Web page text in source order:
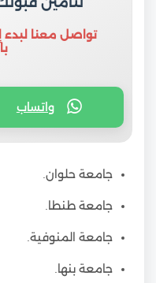
تواصل معنا لبدء
واتساب
جامعة حلوان.
جامعة طنطا.
جامعة المنوفية.
جامعة بنها.